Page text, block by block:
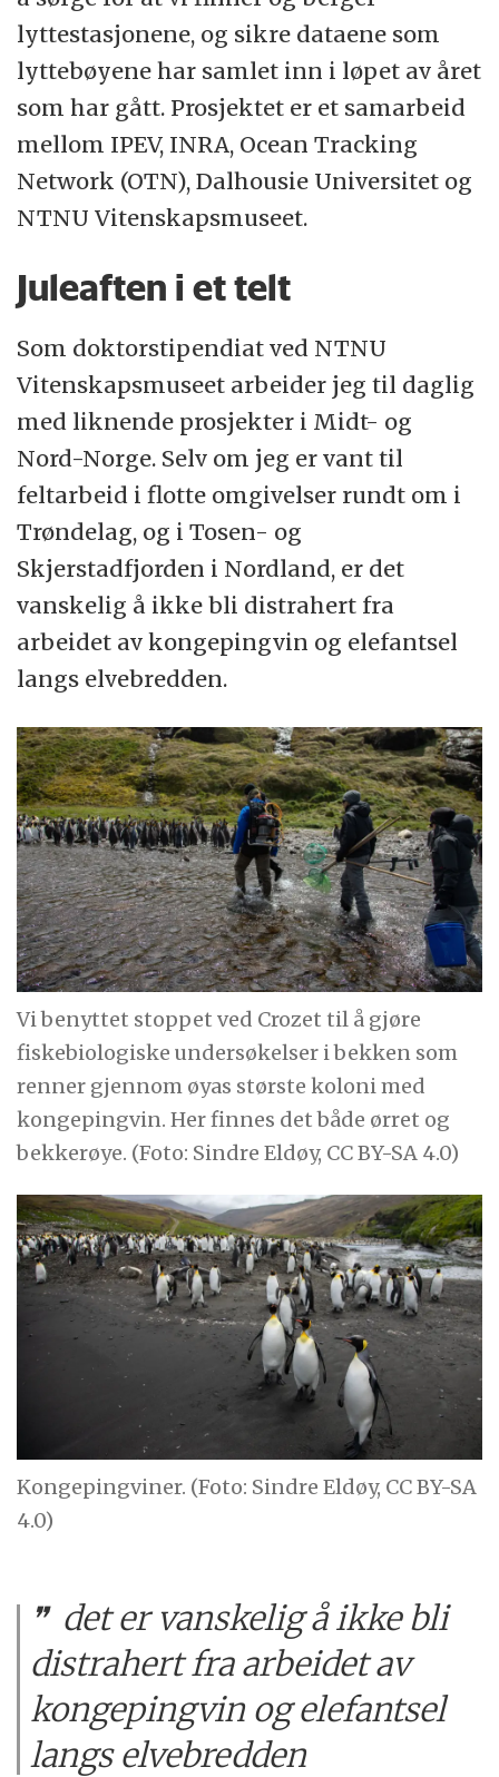
lyttestasjonene, og sikre dataene som
lyttebøyene har samlet inn i løpet av året
som har gått. Prosjektet er et samarbeid
mellom IPEV, INRA, Ocean Tracking
Network (OTN), Dalhousie Universitet og
NTNU Vitenskapsmuseet.
Juleaften i et telt
Som doktorstipendiat ved NTNU
Vitenskapsmuseet arbeider jeg til daglig
med liknende prosjekter i Midt- og
Nord-Norge. Selv om jeg er vant til
feltarbeid i flotte omgivelser rundt om i
Trøndelag, og i Tosen- og
Skjerstadfjorden i Nordland, er det
vanskelig å ikke bli distrahert fra
arbeidet av kongepingvin og elefantsel
langs elvebredden.
Vi benyttet stoppet ved Crozet til å gjøre
fiskebiologiske undersøkelser i bekken som
renner gjennom øyas største koloni med
kongepingvin. Her finnes det både ørret og
bekkerøye. (Foto: Sindre Eldøy, CC BY-SA 4.0)
Kongepingviner. (Foto: Sindre Eldøy, CC BY-SA
4.0)
det er vanskelig å ikke bli
distrahert fra arbeidet av
kongepingvin og elefantsel
langs elvebredden